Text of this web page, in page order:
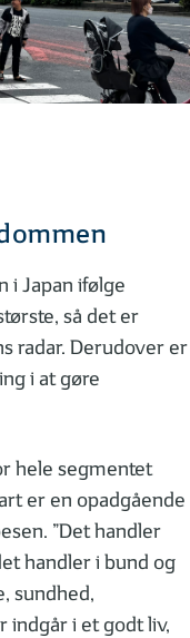
i Japan ifølge
så det er
radar. Derudover er
i at gøre
hele segmentet
er en opadgående
”Det handler
handler i bund og
sundhed,
indgår i et godt liv,